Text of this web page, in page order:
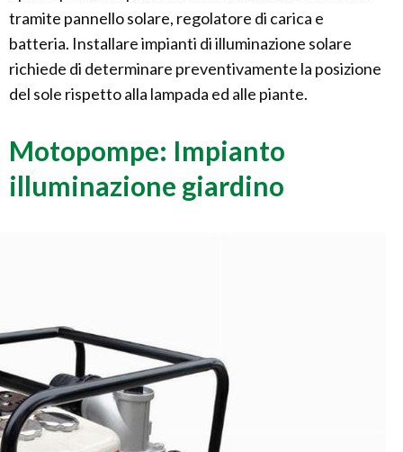
tramite pannello solare, regolatore di carica e
batteria. Installare impianti di illuminazione solare
richiede di determinare preventivamente la posizione
del sole rispetto alla lampada ed alle piante.
Motopompe: Impianto
illuminazione giardino